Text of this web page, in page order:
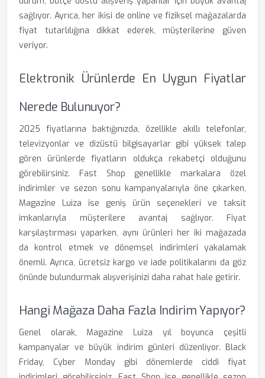
sağlıyor. Ayrıca, her ikisi de online ve fiziksel mağazalarda
fiyat tutarlılığına dikkat ederek, müşterilerine güven
veriyor.
Elektronik Ürünlerde En Uygun Fiyatlar
Nerede Bulunuyor?
2025 fiyatlarına baktığınızda, özellikle akıllı telefonlar,
televizyonlar ve dizüstü bilgisayarlar gibi yüksek talep
gören ürünlerde fiyatların oldukça rekabetçi olduğunu
görebilirsiniz. Fast Shop genellikle markalara özel
indirimler ve sezon sonu kampanyalarıyla öne çıkarken,
Magazine Luiza ise geniş ürün seçenekleri ve taksit
imkanlarıyla müşterilere avantaj sağlıyor. Fiyat
karşılaştırması yaparken, aynı ürünleri her iki mağazada
da kontrol etmek ve dönemsel indirimleri yakalamak
önemli. Ayrıca, ücretsiz kargo ve iade politikalarını da göz
önünde bulundurmak alışverişinizi daha rahat hale getirir.
Hangi Mağaza Daha Fazla Indirim Yapıyor?
Genel olarak, Magazine Luiza yıl boyunca çeşitli
kampanyalar ve büyük indirim günleri düzenliyor. Black
Friday, Cyber Monday gibi dönemlerde ciddi fiyat